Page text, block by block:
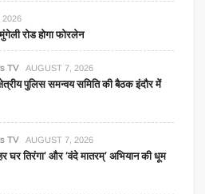
2026
रोड होगा फोरलेन
TV AUGUST 7, 2026
पुलिस समन्वय समिति की बैठक इंदौर में
TV AUGUST 7, 2026
घर तिरंगा’ और ‘वंदे मातरम्’ अभियान की धूम